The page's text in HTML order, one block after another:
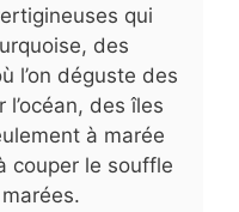
qui
des
l’on déguste des
des îles
à marée
couper le souffle